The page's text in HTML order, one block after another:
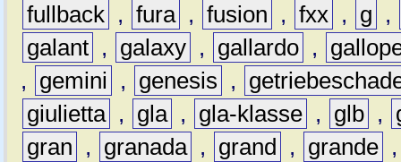
fullback , fura , fusion , fxx , g
,
galant , galaxy , gallardo ,
,
gemini , genesis ,
giulietta , gla , gla-klasse , glb ,
gran
, granada , grand , grande